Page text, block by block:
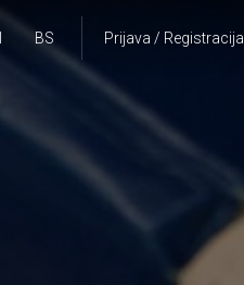
Prijava / Registracija
BS